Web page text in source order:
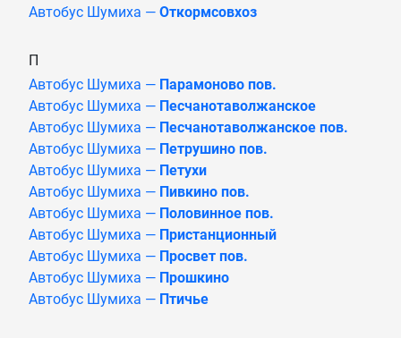
Автобус Шумиха — Откормсовхоз
П
Автобус Шумиха — Парамоново пов.
Автобус Шумиха — Песчанотаволжанское
Автобус Шумиха — Песчанотаволжанское пов.
Автобус Шумиха — Петрушино пов.
Автобус Шумиха — Петухи
Автобус Шумиха — Пивкино пов.
Автобус Шумиха — Половинное пов.
Автобус Шумиха — Пристанционный
Автобус Шумиха — Просвет пов.
Автобус Шумиха — Прошкино
Автобус Шумиха — Птичье